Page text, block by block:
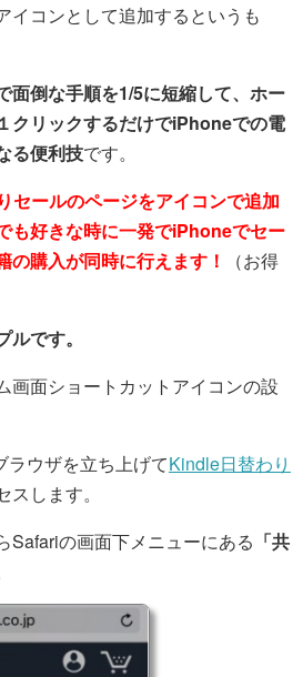
イコンとして追加するというも
面倒な手順を1/5に短縮して、ホー
クリックするだけでiPhoneでの電
る便利技です。
セールのページをアイコンで追加
も好きな時に一発でiPhoneでセー
の購入が同時に行えます！
（お得
です。
画面ショートカットアイコンの設
ラウザを立ち上げてKindle日替わり
します。
Safariの画面下メニューにある 「共